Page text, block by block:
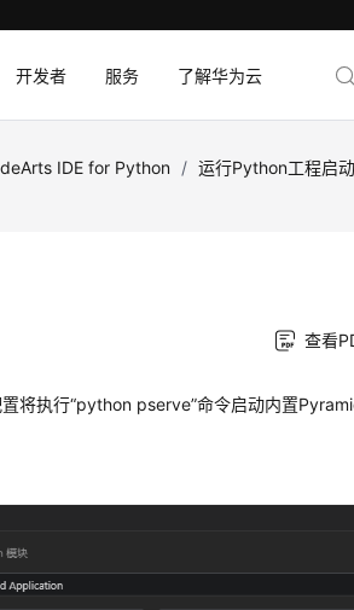
开发者 服务 了解华为云
IDE for Python / 运行Python工程启
查看
将执行“python pserve”命令启动内置